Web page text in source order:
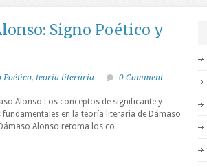
Signo Poético y
Poético, teoría literaria 0 Comment
Alonso Los conceptos de significante y
en la teoría literaria de Dámaso
Alonso retoma los co